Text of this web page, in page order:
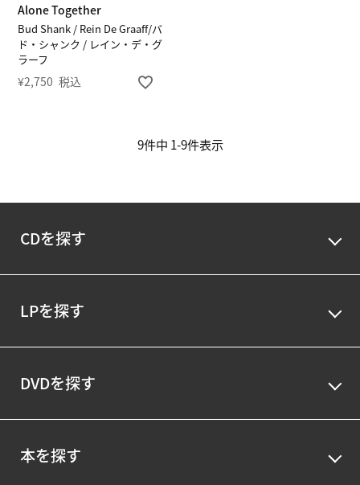
Bud Shank / Rein De Graaff/バ
ド・シャンク / レイン・デ・グ
ラーフ
Alone Together
¥2,750 税込
9件中 1-9件表示
CDを探す
LPを探す
DVDを探す
本を探す